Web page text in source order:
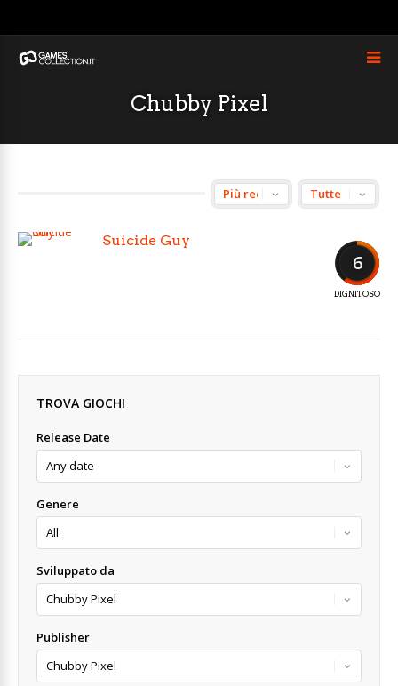
Chubby Pixel
6
DIGNITOSO
Suicide Guy
TROVA GIOCHI
Release Date
Genere
Sviluppato da
Publisher